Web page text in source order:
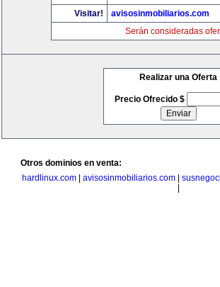
Visitar!
avisosinmobiliarios.com
Serán consideradas
Realizar una Oferta
Precio Ofrecido $
Otros dominios en venta:
hardlinux.com
avisosinmobiliarios.com